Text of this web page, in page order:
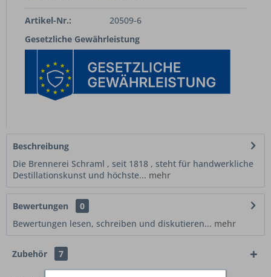
Artikel-Nr.:
20509-6
Gesetzliche Gewährleistung
Beschreibung
Die Brennerei Schraml , seit 1818 , steht für handwerkliche
Destillationskunst und höchste... mehr
Bewertungen
0
Bewertungen lesen, schreiben und diskutieren... mehr
Zubehör 7